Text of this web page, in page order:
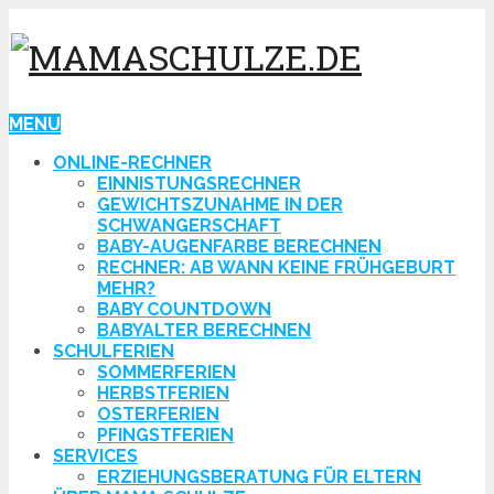
MENU
ONLINE-RECHNER
EINNISTUNGSRECHNER
GEWICHTSZUNAHME IN DER
SCHWANGERSCHAFT
BABY-AUGENFARBE BERECHNEN
RECHNER: AB WANN KEINE FRÜHGEBURT
MEHR?
BABY COUNTDOWN
BABYALTER BERECHNEN
SCHULFERIEN
SOMMERFERIEN
HERBSTFERIEN
OSTERFERIEN
PFINGSTFERIEN
SERVICES
ERZIEHUNGSBERATUNG FÜR ELTERN